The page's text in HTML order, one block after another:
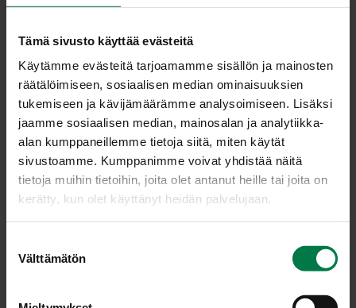
Tämä sivusto käyttää evästeitä
Käytämme evästeitä tarjoamamme sisällön ja mainosten
räätälöimiseen, sosiaalisen median ominaisuuksien
tukemiseen ja kävijämäärämme analysoimiseen. Lisäksi
jaamme sosiaalisen median, mainosalan ja analytiikka-
alan kumppaneillemme tietoja siitä, miten käytät
sivustoamme. Kumppanimme voivat yhdistää näitä
tietoja muihin tietoihin, joita olet antanut heille tai joita on
kerätty, kun olet käyttänyt heidän palvelujaan.
Välttämätön
Ome­na Pir­ja